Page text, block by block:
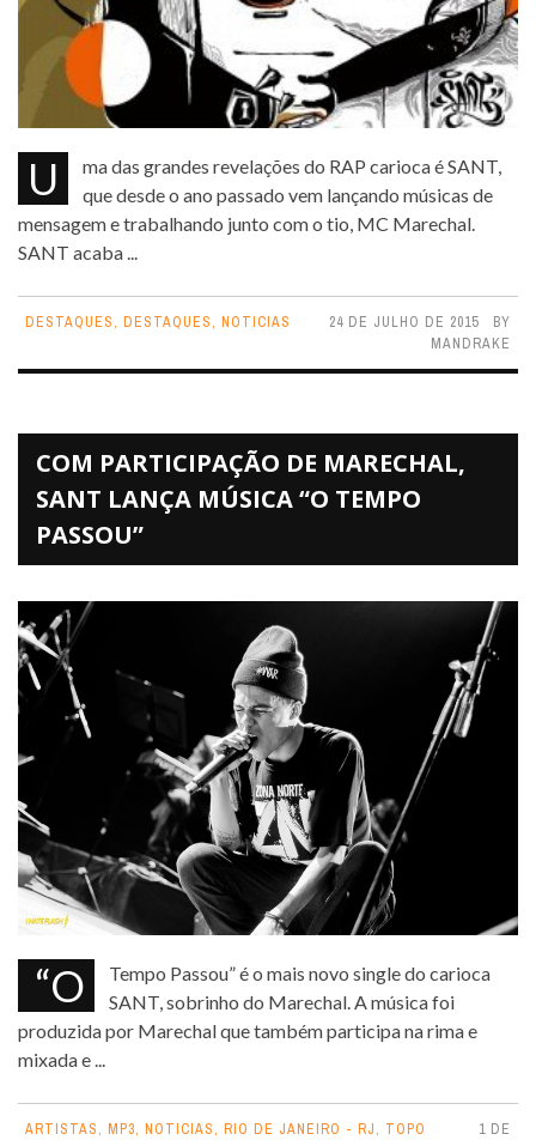
Uma das grandes revelações do RAP carioca é SANT,
que desde o ano passado vem lançando músicas de
mensagem e trabalhando junto com o tio, MC Marechal.
SANT acaba ...
DESTAQUES, DESTAQUES, NOTICIAS 24 DE JULHO DE 2015
BY
MANDRAKE
COM PARTICIPAÇÃO DE MARECHAL,
SANT LANÇA MÚSICA “O TEMPO
PASSOU”
“O Tempo Passou” é o mais novo single do carioca
SANT, sobrinho do Marechal. A música foi
produzida por Marechal que também participa na rima e
mixada e ...
ARTISTAS, MP3, NOTICIAS, RIO DE JANEIRO - RJ, TOPO
1 DE